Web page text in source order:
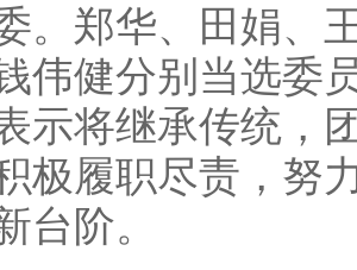
。郑华、田娟、
伟健分别当选委
示将继承传统，
极履职尽责，努
台阶。